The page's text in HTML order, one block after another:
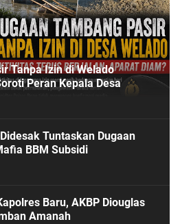
Tanpa Izin di Welado
Peran Kepala Desa
Tuntaskan Dugaan
BBM Subsidi
Baru, AKBP Diouglas
Amanah